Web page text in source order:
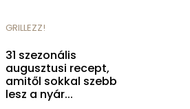
GRILLEZZ!
31 szezonális
augusztusi recept,
amitől sokkal szebb
lesz a nyár...